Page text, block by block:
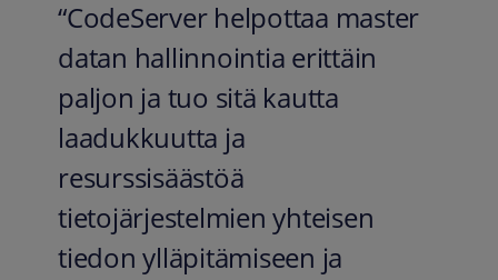
“CodeServer helpottaa master
datan hallinnointia erittäin
paljon ja tuo sitä kautta
laadukkuutta ja
resurssisäästöä
tietojärjestelmien yhteisen
tiedon ylläpitämiseen ja